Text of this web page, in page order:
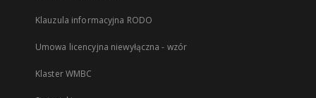
Klauzula informacyjna RODO
Umowa licencyjna niewyłączna - wzór
Klaster WMBC